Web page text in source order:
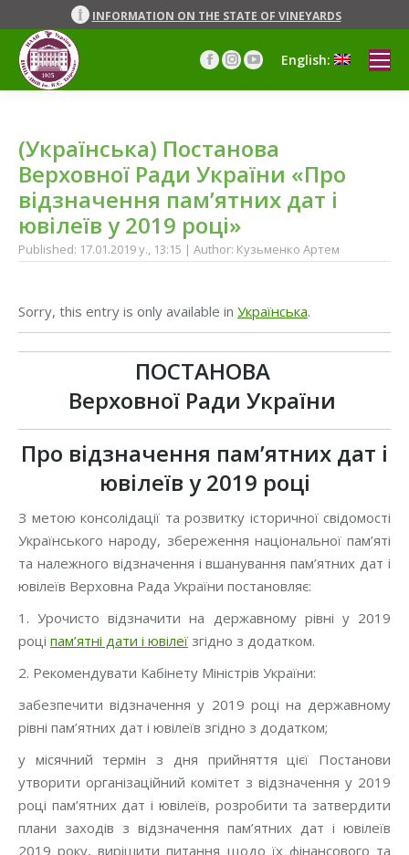
INFORMATION ON THE STATE OF VINEYARDS
Facebook
page
new
window
Instagram
page
new
window
YouTube
page
new
window
English:
(Українська) Постанова
Верховної Ради України «Про
відзначення пам’ятних дат і
ювілеїв у 2019 році»
Published: 17.01.2019 y., 13:15 | Author: Кузьменко Артем
Sorry, this entry is only available in Українська.
ПОСТАНОВА
Верховної Ради України
Про відзначення пам’ятних дат і
ювілеїв у 2019 році
З метою консолідації та розвитку історичної свідомості
Українського народу, збереження національної пам’яті
та належного відзначення і вшанування пам’ятних дат і
ювілеїв Верховна Рада України постановляє:
1. Урочисто відзначити на державному рівні у 2019
році пам’ятні дати і ювілеї згідно з додатком.
2. Рекомендувати Кабінету Міністрів України:
забезпечити відзначення у 2019 році на державному
рівні пам’ятних дат і ювілеїв згідно з додатком;
у місячний термін з дня прийняття цієї Постанови
утворити організаційний комітет з відзначення у 2019
році пам’ятних дат і ювілеїв, розробити та затвердити
плани заходів з відзначення пам’ятних дат і ювілеїв
2019 року, вирішити питання щодо їх фінансового та